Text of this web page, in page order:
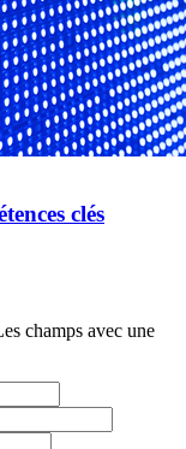
clés
champs avec une